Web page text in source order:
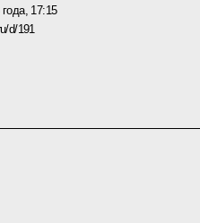
17:15
d/191